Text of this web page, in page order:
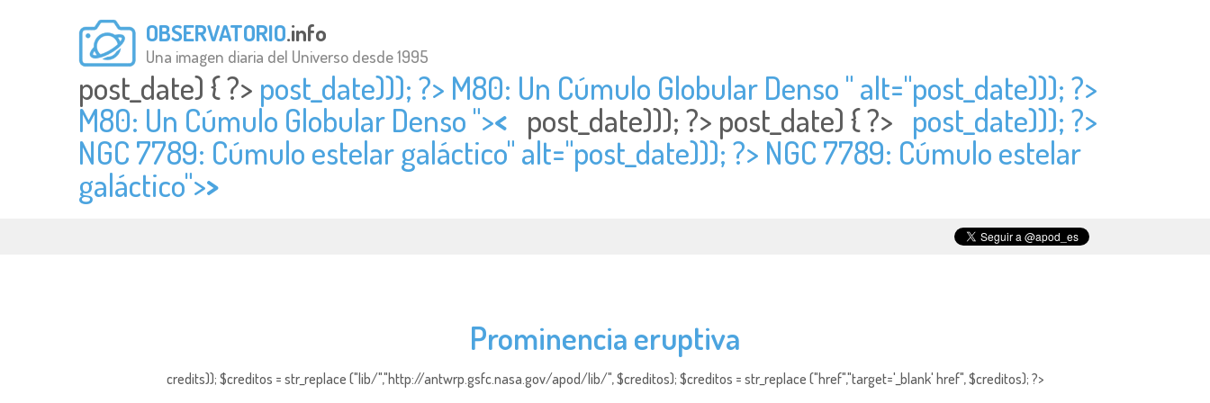
OBSERVATORIO.info
Una imagen diaria del Universo desde 1995
post_date) { ?> post_date))); ?> M80: Un Cúmulo Globular Denso " alt="post_date))); ?>
M80: Un Cúmulo Globular Denso ">< post_date))); ?> post_date) { ?> post_date))); ?>
NGC 7789: Cúmulo estelar galáctico" alt="post_date))); ?> NGC 7789: Cúmulo estelar
galáctico">>
Prominencia eruptiva
credits)); $creditos = str_replace ("lib/","http://antwrp.gsfc.nasa.gov/apod/lib/", $creditos); $creditos = str_replace ("href","target='_blank' href", $creditos); ?>